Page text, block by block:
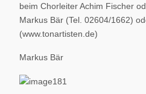
beim Chorleiter Achim Fischer
Markus Bär (Tel. 02604/1662)
(www.tonartisten.de)
Markus Bär